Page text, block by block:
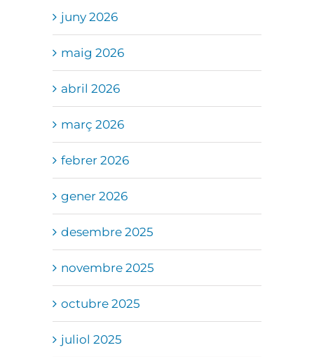
juny 2026
maig 2026
abril 2026
març 2026
febrer 2026
gener 2026
desembre 2025
novembre 2025
octubre 2025
juliol 2025